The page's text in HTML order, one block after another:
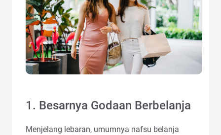
1. Besarnya Godaan Berbelanja
Menjelang lebaran, umumnya nafsu belanja